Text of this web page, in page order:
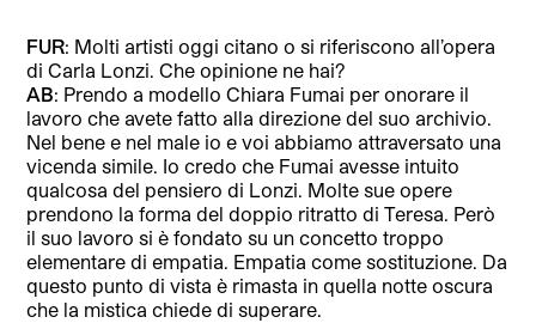
FUR: Molti artisti oggi citano o si riferiscono all’opera
di Carla Lonzi. Che opinione ne hai?
AB: Prendo a modello Chiara Fumai per onorare il
lavoro che avete fatto alla direzione del suo archivio.
Nel bene e nel male io e voi abbiamo attraversato una
vicenda simile. Io credo che Fumai avesse intuito
qualcosa del pensiero di Lonzi. Molte sue opere
prendono la forma del doppio ritratto di Teresa. Però
il suo lavoro si è fondato su un concetto troppo
elementare di empatia. Empatia come sostituzione. Da
questo punto di vista è rimasta in quella notte oscura
che la mistica chiede di superare.